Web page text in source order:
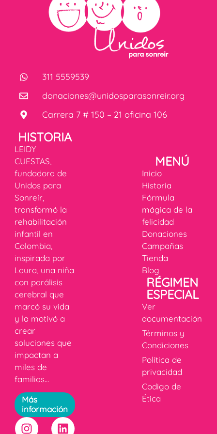
311 5559539
donaciones@unidosparasonreir.org
Carrera 7 # 150 – 21 oficina 106
HISTORIA
LEIDY
CUESTAS,
fundadora de
Unidos para
Sonreír,
transformó la
rehabilitación
infantil en
Colombia,
inspirada por
Laura, una niña
con parálisis
cerebral que
marcó su vida
y la motivó a
crear
soluciones que
impactan a
miles de
familias…
Más
información
MENÚ
Inicio
Historia
Fórmula
mágica de la
felicidad
Donaciones
Campañas
Tienda
Blog
RÉGIMEN
ESPECIAL
Ver
documentación
Términos y
Condiciones
Política de
privacidad
Codigo de
Ética